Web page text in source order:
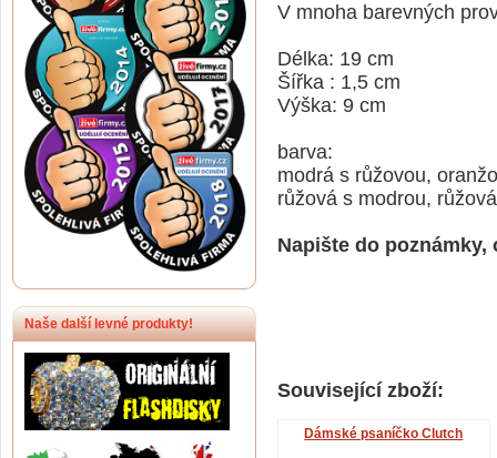
V mnoha barevných
Délka: 19 cm
Šířka : 1,5 cm
Výška: 9 cm
barva:
modrá s růžovou,
růžová s modrou,
Napište do poznámky,
Související zboží:
Dámské psaníčko Clutch
Naše další levné produkty!